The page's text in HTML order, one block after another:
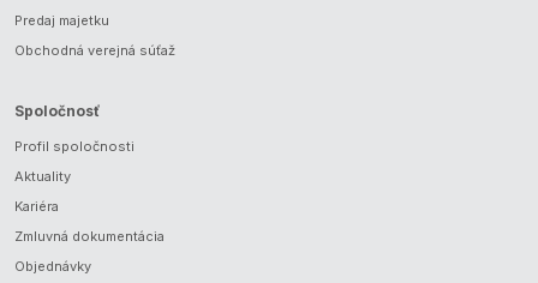
Predaj majetku
Obchodná verejná súťaž
Spoločnosť
Profil spoločnosti
Aktuality
Kariéra
Zmluvná dokumentácia
Objednávky